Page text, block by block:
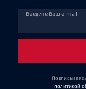
Введите Ваш e-mail
политикой